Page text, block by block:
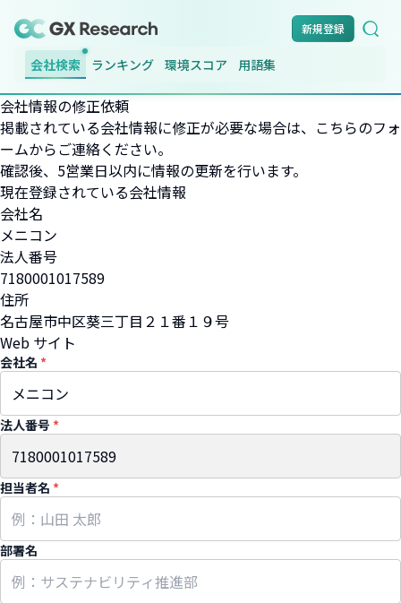
新規登録
会社検索 ランキング 環境スコア 用語集
会社情報の修正依頼
掲載されている会社情報に修正が必要な場合は、こちらのフォ
ームからご連絡ください。
確認後、5営業日以内に情報の更新を行います。
現在登録されている会社情報
会社名
メニコン
法人番号
7180001017589
住所
名古屋市中区葵三丁目２１番１９号
Web サイト
会社名 *
法人番号 *
担当者名 *
部署名